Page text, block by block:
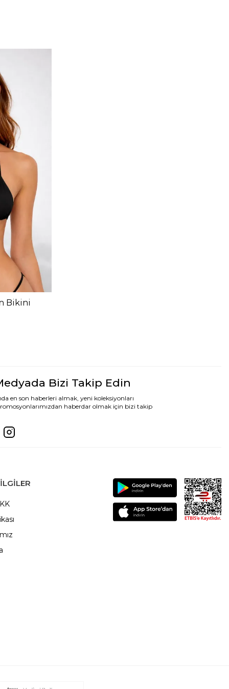
Bikini
Bizi Takip Edin
en son haberleri almak, yeni koleksiyonları
haberdar olmak için bizi takip